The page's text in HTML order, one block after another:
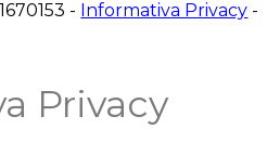
- Informativa Privacy -
Privacy